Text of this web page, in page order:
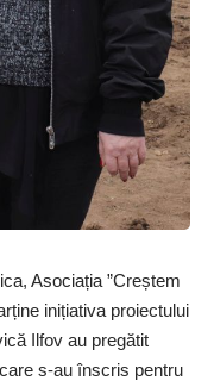
Asociația ”Creștem
inițiativa proiectului
Ilfov au pregătit
s-au înscris pentru